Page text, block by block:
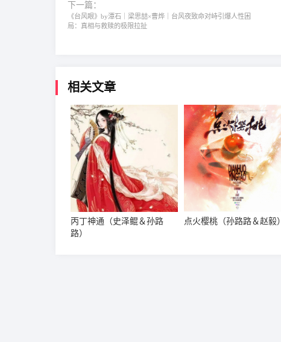
下一篇：
《台风眼》by潭石｜梁思喆×曹烨｜台风夜致命对峙引爆人性困
局：真相与救赎的极限拉扯
相关文章
丙丁神通（史泽鲲＆孙路
路）
点火樱桃（孙路路＆赵毅）